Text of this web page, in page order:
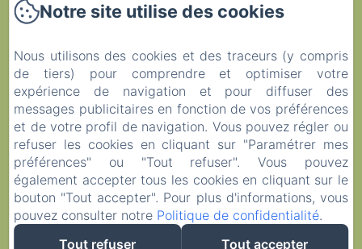
Chambres
Restaurants
Activités
Contact
Covid-19
EN
FR DE
Notre site utilise des cookies
Nous utilisons des cookies et des traceurs (y compris
de tiers) pour comprendre et optimiser votre
expérience de navigation et pour diffuser des
messages publicitaires en fonction de vos préférences
et de votre profil de navigation. Vous pouvez régler ou
refuser les cookies en cliquant sur "Paramétrer mes
préférences" ou "Tout refuser". Vous pouvez
également accepter tous les cookies en cliquant sur le
bouton "Tout accepter". Pour plus d'informations, vous
pouvez consulter notre Politique de confidentialité.
Tout refuser
Tout accepter